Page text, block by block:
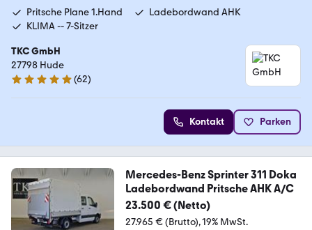
Pritsche Plane 1.Hand
Ladebordwand AHK
KLIMA -- 7-Sitzer
TKC GmbH
27798 Hude
5 Sterne
(62)
Kontakt Parken
Mercedes-Benz Sprinter 311 Doka
Ladebordwand Pritsche AHK A/C
23.500 € (Netto)
27.965 € (Brutto) 19% MwSt.